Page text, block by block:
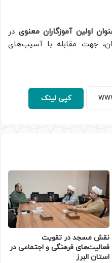
اولین آموزگاران معنوی در
جهت مقابله با آسیب‌های
کپی لینک
نقش مسجد در تقویت
فعالیت‌های فرهنگی و اجتماعی در
استان البرز